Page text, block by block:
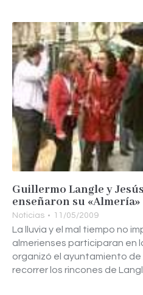
Guillermo Langle y
enseñaron su «Almería»
Noticias 11/05/2009
La lluvia y el mal tiempo no
almerienses participaran en
organizó el ayuntamiento
recorrer los rincones de